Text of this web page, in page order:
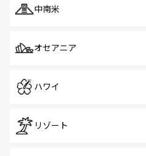
中南米
オセアニア
ハワイ
リゾート